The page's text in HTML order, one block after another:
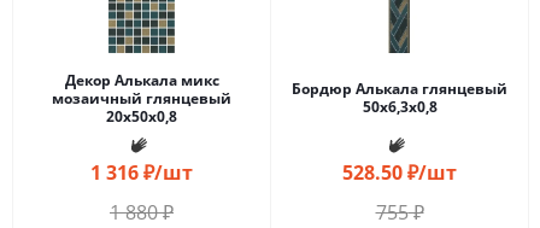
Декор Алькала микс
мозаичный глянцевый
20x50x0,8
1 316₽/шт
1 880₽
Бордюр Алькала глянцевый
50x6,3x0,8
528.50₽/шт
755₽